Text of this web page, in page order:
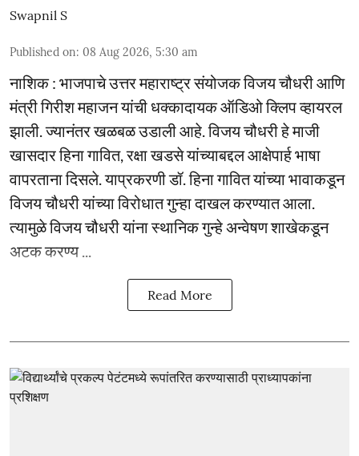
Swapnil S
Published on: 08 Aug 2026, 5:30 am
नाशिक : भाजपाचे उत्तर महाराष्ट्र संयोजक विजय चौधरी आणि
मंत्री गिरीश महाजन यांची धक्कादायक ऑडिओ क्लिप व्हायरल
झाली. ज्यानंतर खळबळ उडाली आहे. विजय चौधरी हे माजी
खासदार हिना गावित, रक्षा खडसे यांच्याबद्दल आक्षेपार्ह भाषा
वापरताना दिसले. याप्रकरणी डॉ. हिना गावित यांच्या भावाकडून
विजय चौधरी यांच्या विरोधात गुन्हा दाखल करण्यात आला.
त्यामुळे विजय चौधरी यांना स्थानिक गुन्हे अन्वेषण शाखेकडून
अटक करण्य ...
Read More